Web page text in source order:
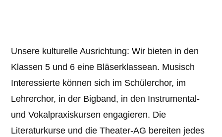
Unsere kulturelle Ausrichtung: Wir bieten in den
Klassen 5 und 6 eine Bläserklassean. Musisch
Interessierte können sich im Schülerchor, im
Lehrerchor, in der Bigband, in den Instrumental-
und Vokalpraxiskursen engagieren. Die
Literaturkurse und die Theater-AG bereiten jedes